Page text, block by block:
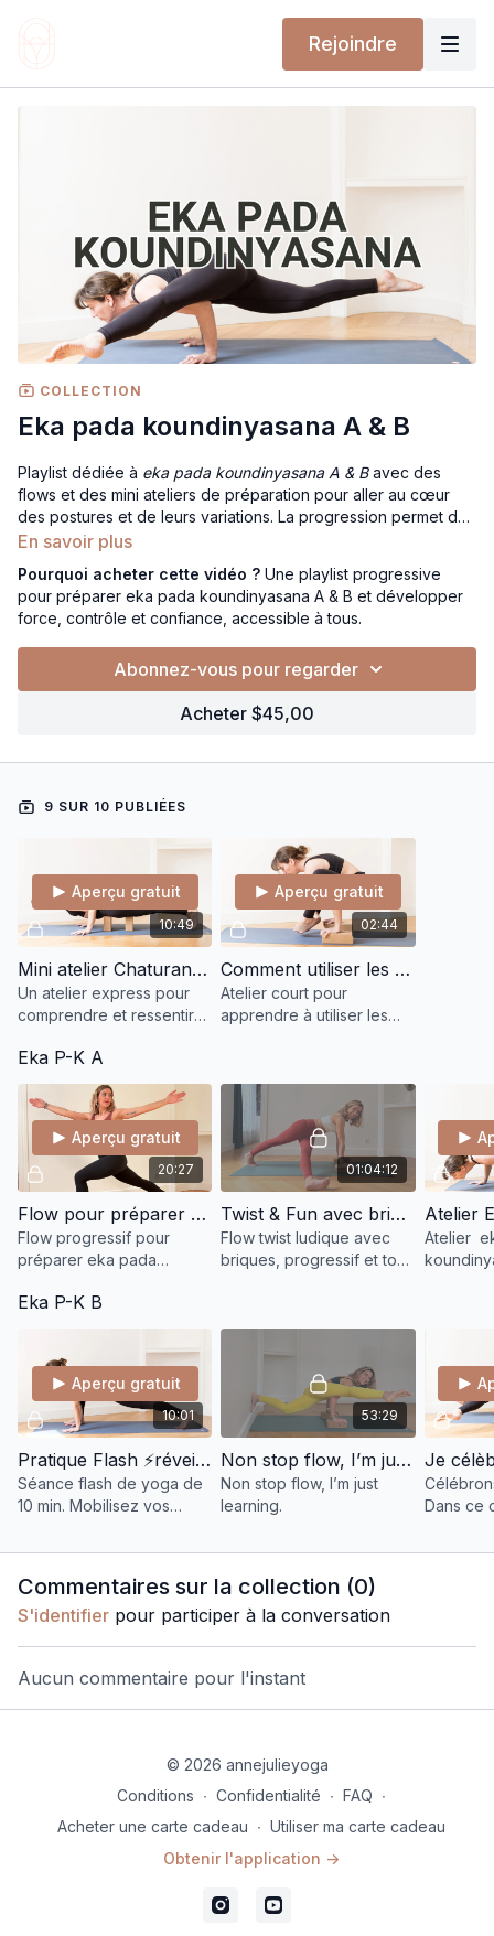
Rejoindre
COLLECTION
Eka pada koundinyasana A & B
Playlist dédiée à eka pada koundinyasana A & Bavec des
flows et des mini ateliers de préparation pour aller au cœur
des postures et de leurs variations. La progression permet de
comprendre les rotations, l’engagement du centre,
étape. Toujours tous niveaux, avec de nombreuses options
pour explorer les arm balances en sécurité et construire force
et contrôle.
En savoir plus
Pourquoi acheter cette vidéo ? Une playlist progressive
pour préparer eka pada koundinyasana A & B et développer
force, contrôle et confiance, accessible à tous.
Abonnez-vous pour regarder
Acheter $45,00
9 SUR 10 PUBLIÉES
10:49
Aperçu gratuit
Mini atelier Chaturanga – Comprendre et ressentir la posture autrement
Un atelier express pour
comprendre et ressentir
puis avec briques et
sangle. Pour s’aligner sans
se blesser.
02:44
Aperçu gratuit
Comment utiliser les briques en handstand et arm balance
Atelier court pour
apprendre à utiliser les
d’améliorer appuis,
stabilité et contrôle.
Eka P-K A
20:27
Aperçu gratuit
Flow pour préparer Eka pada Koundinyasana A
Flow progressif pour
préparer eka pada
travailler rotations, appuis
et organisation du centre,
01:04:12
Twist & Fun avec briques
Flow twist ludique avec
briques, progressif et tous
pada koundinyasana A.
Atelier
Eka P-K B
10:01
Aperçu gratuit
Pratique Flash ⚡️réveil Des Hanches
Séance flash de yoga de
10 min. Mobilisez vos
dos et regagnez de
53:29
Non stop flow, I’m just learning
Non stop flow, I’m just
learning.
Dans ce
Mudra,
Commentaires sur la collection (0)
S'identifier pour participer à la conversation
Aucun commentaire pour l'instant
© 2026 annejulieyoga
Conditions ∙ Confidentialité ∙ FAQ ∙
Acheter une carte cadeau ∙ Utiliser ma carte cadeau
Obtenir l'application ->